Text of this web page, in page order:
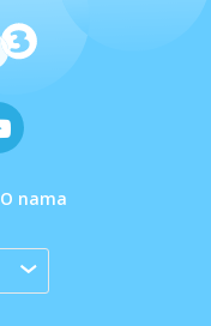
O nama